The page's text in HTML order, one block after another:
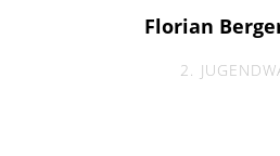
Florian
2.